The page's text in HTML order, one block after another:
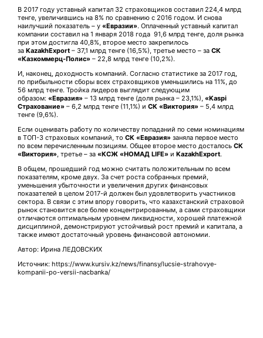
В 2017 году уставный капитал 32 страховщиков составил 224,4 млрд
тенге, увеличившись на 8% по сравнению с 2016 годом. И снова
наилучший показатель – у «Евразии». Оплаченный уставный капитал
компании составил на 1 января 2018 года 91,6 млрд тенге, доля рынка
при этом достигла 40,8%, второе место закрепилось
за KazakhExport – 37,1 млрд тенге (16,5%), третье место – за СК
«Казкоммерц-Полис» – 22,8 млрд тенге (10,2%).
И, наконец, доходность компаний. Согласно статистике за 2017 год,
по прибыльности сборы всех страховщиков уменьшились на 11%, до
56 млрд тенге. Тройка лидеров выглядит следующим
образом: «Евразия» – 13 млрд тенге (доля рынка – 23,1%), «Kaspi
Страхование» – 6,2 млрд тенге (11,1%) и СК «Виктория» – 5,4 млрд
тенге (9,6%).
Если оценивать работу по количеству попаданий по семи номинациям
в ТОП-3 страховых компаний, то СК «Евразия» заняла первое место
по всем перечисленным позициям. Общее второе место досталось СК
«Виктория», третье – за «КСЖ «НОМАД LIFE» и KazakhExport.
В общем, прошедший год можно считать положительным по всем
показателям, кроме двух. За счет роста собранных премий,
уменьшения убыточности и увеличения других финансовых
показателей в целом 2017-й должен был удовлетворить участников
сектора. В связи с этим впору говорить, что казахстанский страховой
рынок становится все более концентрированным, а сами страховщики
отличаются оптимальным уровнем ликвидности, хорошей платежной
дисциплиной, демонстрируют устойчивый рост премий и капитала, а
также имеют достаточный уровень финансовой автономии.
Автор: Ирина ЛЕДОВСКИХ
Источник: https://www.kursiv.kz/news/finansy/lucsie-strahovye-
kompanii-po-versii-nacbanka/